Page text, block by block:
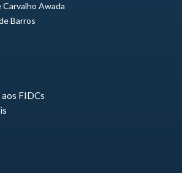
Carvalho Awada
Barros
FIDCs